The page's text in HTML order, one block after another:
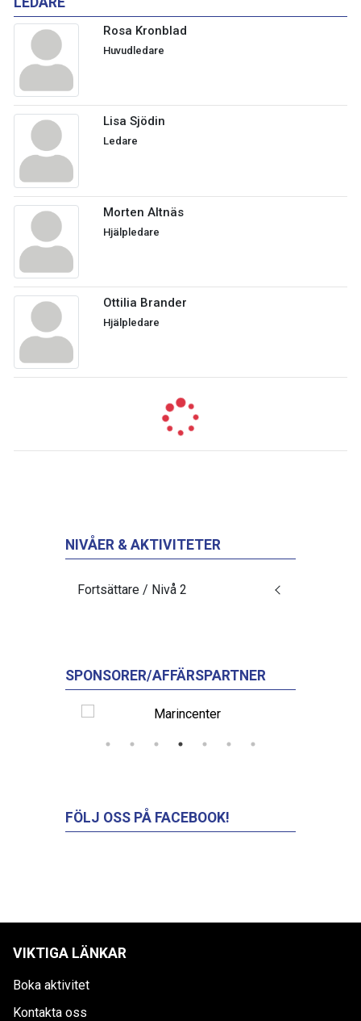
Rosa Kronblad
Huvudledare
Lisa Sjödin
Ledare
Morten Altnäs
Hjälpledare
Ottilia Brander
Hjälpledare
NIVÅER & AKTIVITETER
Fortsättare / Nivå 2
SPONSORER/AFFÄRSPARTNER
FÖLJ OSS PÅ FACEBOOK!
VIKTIGA LÄNKAR
Boka aktivitet
Kontakta oss